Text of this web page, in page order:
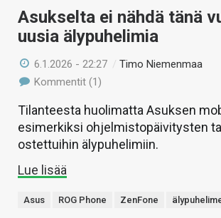
HAKU
Asukselta ei nähdä tänä
uusia älypuhelimia
6.1.2026 - 22:27 /Timo Niemenmaa
Kommentit (1)
Tilanteesta huolimatta Asuksen
esimerkiksi ohjelmistopäivitysten
ostettuihin älypuhelimiin.
Lue lisää
Asus ROG Phone ZenFone